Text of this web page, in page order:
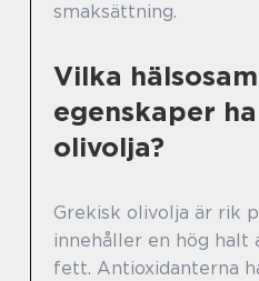
smaksättning.
Vilka
egenskaper
olivolja?
Grekisk olivolja är rik
innehåller en hög halt
fett. Antioxidanterna